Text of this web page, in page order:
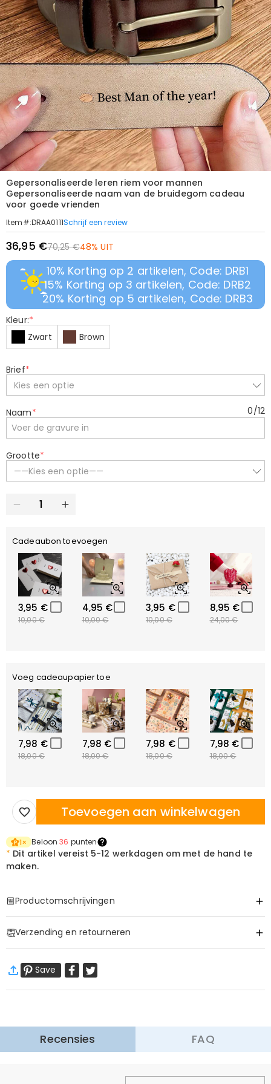
Gepersonaliseerde leren riem voor mannen
Gepersonaliseerde naam van de bruidegom cadeau
voor goede vrienden
Item#:DRAA0111Schrijf een review
36,95 €70,25 €48% UIT
10% Korting op 2 artikelen, Code: DRB1
15% Korting op 3 artikelen, Code: DRB2
20% Korting op 5 artikelen, Code: DRB3
Kleur:*
Zwart
Brown
Brief*
Kies een optie
Naam* 0/12
Grootte*
——Kies een optie——
Cadeaubon toevoegen
3,95 €
10,00 €
4,95 €
10,00 €
3,95 €
10,00 €
8,95 €
24,00 €
Voeg cadeaupapier toe
7,98 €
18,00 €
7,98 €
18,00 €
7,98 €
18,00 €
7,98 €
18,00 €
Toevoegen aan winkelwagen
1× Beloon36 punten
* Dit artikel vereist 5-12 werkdagen om met de hand te
maken.
Productomschrijvingen
Verzending en retourneren
Wij willen dat u zich comfortabel en zeker voelt tijdens het
Save
Recensies FAQ